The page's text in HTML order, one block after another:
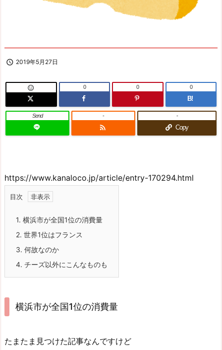
 2019年5月27日
 0 0
B!
0
Send

-
Copy
-
https://www.kanaloco.jp/article/entry-170294.html
目次
1. 横浜市が全国1位の消費量
2. 世界1位はフランス
3. 何故なのか
4. チーズ以外にこんなものも
横浜市が全国1位の消費量
たまたま見つけた記事なんですけど